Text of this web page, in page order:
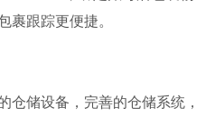
裹跟踪更便捷。
仓储设备 ，完善的仓储系统，